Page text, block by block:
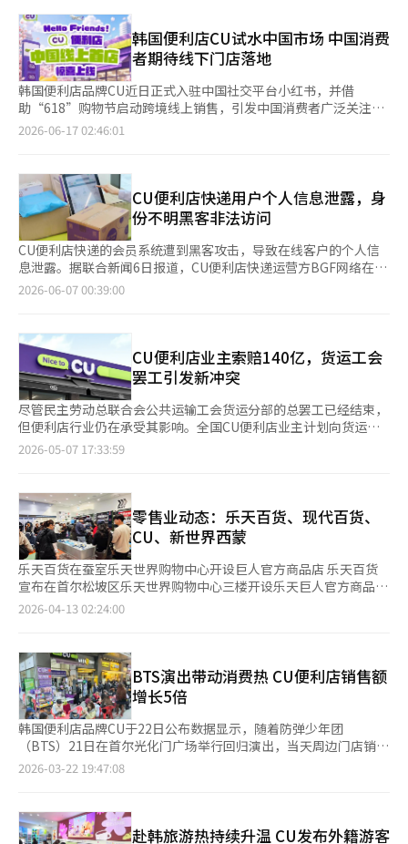
韩国便利店CU试水中国市场 中国消费
者期待线下门店落地
韩国便利店品牌CU近日正式入驻中国社交平台小红书，并借
助“618”购物节启动跨境线上销售，引发中国消费者广泛关注。
随着大量网友围绕线下门店开设、加盟政策以及未来布局展开讨
和测试中国市场的重要一步。 作为韩国代表性便利店品牌之一，
CU近年来凭借韩流文化影响力以及丰富的零食、饮料和鲜食产
品，在中国消费者中积累了一定知名度。此次开设小红书官方账号
后，CU同步推进跨境电商业务，通过线上渠道销售韩国特色食品
和便利店热门商品，希望进一步提升品牌认知度并接触更多中国消
费者。 值得注意的是，相比商品本身，中国消费者对于CU未来线
下布局表现出更高热情。在相关内容评论区，大量网友询问“中国
什么时候开第一家CU”“是否开放加盟”“首店会落地哪个城
店文化的期待。 事实上，中国游客已成为CU海外消费的重要客群
之一。数据显示，今年中国劳动节假期期间，首尔明洞地区8家CU
门店面向中国消费者的销售额同比增长247.9%。最受欢迎的商品
包括Hanson Hankkii巧克力味及谷物味产品、宾格瑞香蕉牛奶、
草莓牛奶以及Isis矿泉水等韩国便利店热门商品。 业内人士认为，
明洞门店销售增长以及中国消费者在线上的积极反馈，进一步验证
了CU品牌在中国市场的潜在吸引力。尤其是在韩流文化持续传
播、赴韩旅游需求增长的背景下，中国年轻消费者对韩国便利店商
持续加快海外扩张步伐，目前已进入蒙古、马来西亚和哈萨克斯坦
等国家和地区。随着海外运营经验不断积累，中国这一全球规模最
大的消费市场自然成为其重点关注对象。 去年10月，CU运营商
BGF Retail与中国大型进口商品流通企业宁兴优贝（Ningshing
UBAY）签署战略合作协议，双方计划通过电商专区、直播带货、
社交媒体营销以及快闪店等形式推广CU自有品牌商品。根据规
划，未来还将推动相关产品进入中国线下零售渠道，并在重点城市
开展品牌体验活动。 不过，即便未来正式进入中国市场，CU仍将
等国际品牌也已深耕多年。此外，区域性便利店品牌在各地市场同
样具有较强竞争力。 除市场竞争外，供应链建设、本土化商品开
发、鲜食体系运营以及加盟管理等问题，也将成为CU未来必须解
决的课题。相比跨境销售，便利店实体运营对于物流配送、冷链仓
储以及门店管理能力提出更高要求。 截至目前，BGF Retail尚未
公布中国线下开店时间表和加盟规划。本次小红书官方账号上线及
跨境销售启动，究竟是阶段性品牌推广，还是全面进入中国市场的
2026-06-17 02:46:01
CU便利店快递用户个人信息泄露，身
份不明黑客非法访问
CU便利店快递的会员系统遭到黑客攻击，导致在线客户的个人信
息泄露。据联合新闻6日报道，CU便利店快递运营方BGF网络在官
网公告中表示：“在6月4日下午3时30分左右，身份不明的黑客非
等。BGF网络表示，发现后立即封锁了攻击IP，并完成了安全补救
措施。同时，启动了应急响应团队，重新审视安全政策，并已向个
人信息保护委员会和韩国互联网振兴院（KISA）等相关机构报告。
BGF网络指出：“密码已进行加密，安全性较高，但如果在其他网
站使用相同密码，建议用户更改密码。”并表示：“对此深表歉
意。”不过，BGF网络解释称，发货时输入的收件人等第三方信息
并未泄露。该公司在发给客户的通知短信中表示：“泄露的个人信
息仅限于在线会员客户的信息，发货时输入的收件人等第三方信息
2026-06-07 00:39:00
CU便利店业主索赔140亿，货运工会
罢工引发新冲突
尽管民主劳动总联合会公共运输工会货运分部的总罢工已经结束，
但便利店行业仍在承受其影响。全国CU便利店业主计划向货运工
会索赔约140亿韩元，并已发送内容证明，要求对物流中断导致的
了重大销售损失。协会估算的损失总额为140亿4000万韩元，其中
财产损失为102亿8000万韩元。由于物流供应中断，便当、三角饭
团、乳制品和饮料等新鲜食品的订单无法正常进行，导致销售机会
丧失。此外，协会还评估了全国1万8800家店铺业主因压力和精神
痛苦而遭受的损失，每家店铺20万韩元，总计37亿6000万韩元。
部分业主在罢工期间不得不亲自前往其他地区的物流中心获取货
物，或应对顾客投诉，感到极度疲惫。内容证明要求货运工会在15
日前提交防止再发措施、公开道歉和赔偿计划。若要求未被接受，
业主协会会长崔钟烈表示，当前的损失金额仅反映了可客观证明的
项目，未来若有更多损失确认，索赔金额可能增加。协会计划收集
业主的销售减少和废弃损失数据作为法律依据。业主的不满不仅针
对货运工会，也指向负责CU物流的BGF物流公司。协会已向BGF
物流发送内容证明，要求在货运工会司机拒绝配送时立即安排替代
配送人员，否则将考虑集体拒绝配送或解除加盟合同。部分地区已
出现冲突迹象。协会称，货运工会司机复工后，有些店铺拒绝接收
商品，业主与配送司机之间发生争执。业内人士认为，罢工结束
次罢工是为保障生存权的正当集体行动。工会长期以来一直提出长
时间工作和低运输费的问题，并要求扩大安全运费制和改善待遇。
2026-05-07 17:33:59
零售业动态：乐天百货、现代百货、
CU、新世界西蒙
乐天百货在蚕室乐天世界购物中心开设巨人官方商品店 乐天百货
宣布在首尔松坡区乐天世界购物中心三楼开设乐天巨人官方商品
店。 该店提供棒球用品和配件，包括球棒袋、袜子和帽子。 商店
表示：“我们将把乐天巨人店发展为所有热爱体育的人提供服务的
场所。” 韩尚时尚推出与全球设计师合作的手袋 现代百货集团旗
下时尚公司韩尚宣布推出Time Signature手袋系
列“Bonastre×TIME”四款产品。 该系列由著名皮革设计师费尔
南多·博纳斯特雷设计，他曾为奢侈品牌和国际知名设计师品牌设
计手袋并取得成功。 系列包括Air、Saddle、Pillow、Cloud四
款，分别以空气流动、马鞍、枕头和云朵为灵感。
Bonastre×TIME系列将在The Handsome官网和全国四家Time
推出防晒、除臭和功能性凉感服装产品。由于本月第三周首尔最高
气温预计达到23度，预计防晒和体味管理产品需求增加。 首先推
2026-04-13 02:24:00
BTS演出带动消费热 CU便利店销售额
增长5倍
韩国便利店品牌CU于22日公布数据显示，随着防弹少年团
（BTS）21日在首尔光化门广场举行回归演出，当天周边门店销售
额较前一周同日（14日）增长逾5倍。 数据显示，位于光化门演出
始前3至4小时客流已显著攀升，即便在周末也远超平日水平；演出
结束后，大批观众集中离场，夜间销售再度冲高，呈现典型的“双
2026-03-22 19:47:08
赴韩旅游热持续升温 CU发布外籍游客